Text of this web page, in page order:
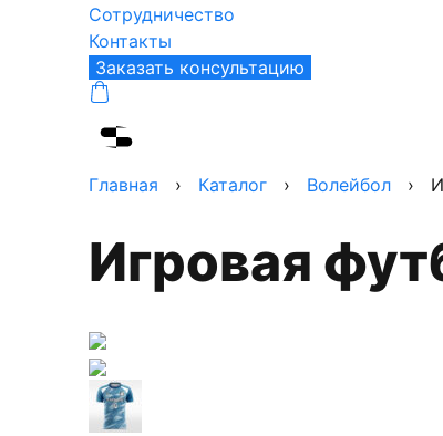
Сотрудничество
Контакты
Заказать консультацию
Главная › Каталог › Волейбол ›
Игровая